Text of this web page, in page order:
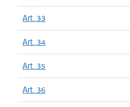
Art. 33
Art. 34
Art. 35
Art. 36